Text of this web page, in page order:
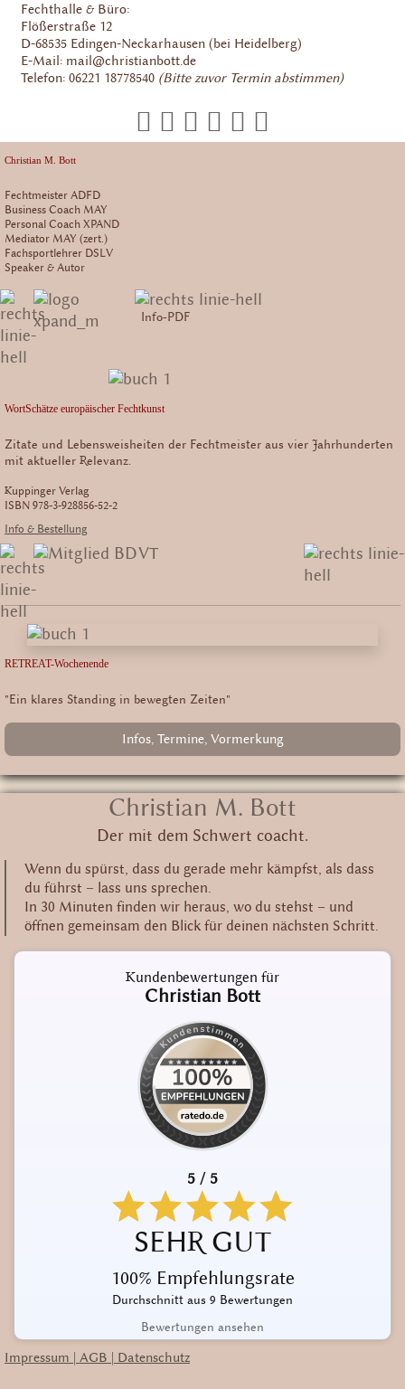
Fechthalle & Büro:
Flößerstraße 12
D-68535 Edingen-Neckarhausen (bei Heidelberg)
E-Mail: mail@christianbott.de
Telefon: 06221 18778540 (Bitte zuvor Termin abstimmen)
Christian M. Bott
Fechtmeister ADFD
Business Coach MAY
Personal Coach XPAND
Mediator MAY (zert.)
Fachsportlehrer DSLV
Speaker & Autor
Info-PDF
WortSchätze europäischer Fechtkunst
Zitate und Lebensweisheiten der Fechtmeister aus vier Jahrhunderten
mit aktueller Relevanz.
Kuppinger Verlag
ISBN 978-3-928856-52-2
Info & Bestellung
RETREAT-Wochenende
"Ein klares Standing in bewegten Zeiten"
Infos, Termine, Vormerkung
Christian M. Bott
Der mit dem Schwert coacht.
Wenn du spürst, dass du gerade mehr kämpfst, als dass
du führst – lass uns sprechen.
In 30 Minuten finden wir heraus, wo du stehst – und
öffnen gemeinsam den Blick für deinen nächsten Schritt.
Kundenbewertungen für
Christian Bott
5 / 5
SEHR GUT
100% Empfehlungsrate
Durchschnitt aus 9 Bewertungen
Bewertungen ansehen
Impressum | AGB | Datenschutz